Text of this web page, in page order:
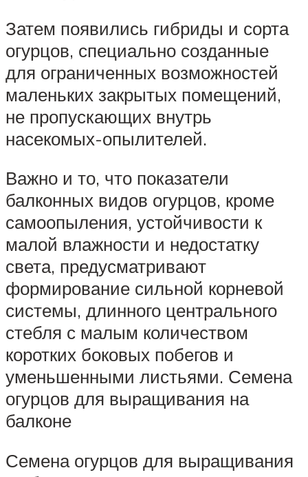
Затем появились гибриды и сорта
огурцов, специально созданные
для ограниченных возможностей
маленьких закрытых помещений,
не пропускающих внутрь
насекомых-опылителей.
Важно и то, что показатели
балконных видов огурцов, кроме
самоопыления, устойчивости к
малой влажности и недостатку
света, предусматривают
формирование сильной корневой
системы, длинного центрального
стебля с малым количеством
коротких боковых побегов и
уменьшенными листьями. Семена
огурцов для выращивания на
балконе
Семена огурцов для выращивания